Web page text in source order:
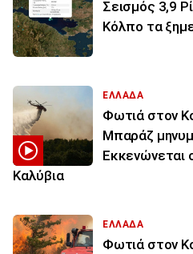
Σεισμός 3,9
Κόλπο τα
ΕΛΛΑΔΑ
Φωτιά στον
Μπαράζ
Εκκενώνεται
Καλύβια
ΕΛΛΑΔΑ
Φωτιά στον